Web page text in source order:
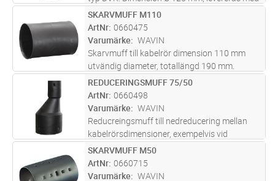
2 st tätningsringar. Svart i PE.
ST Lägg i kundvagn
SKARVMUFF M110
ArtNr 0660475
Varumärke
WAVIN
Skarvmuff till kabelrör dimension 110 mm
utvändig diameter, totallängd 190 mm.
Muffarna är sandtäta, ej vattentäta.
Försedda med låshackar som gör att muffen
sitter fast på rör. Färg svart
ST Lägg i kundvagn
REDUCERINGSMUFF 75/50
ArtNr 0660498
Varumärke
WAVIN
Reducreingsmuff till nedreducering mellan
kabelrörsdimensioner, exempelvis vid
avslutning i kabelskåp eller i stolpar.
Dimension från rör med ytterdiameter 75 mm
ner till kabelrör med ytterdiameter 5
ST Lägg i kundvagn
SKARVMUFF M50
ArtNr 0660715
Varumärke
WAVIN